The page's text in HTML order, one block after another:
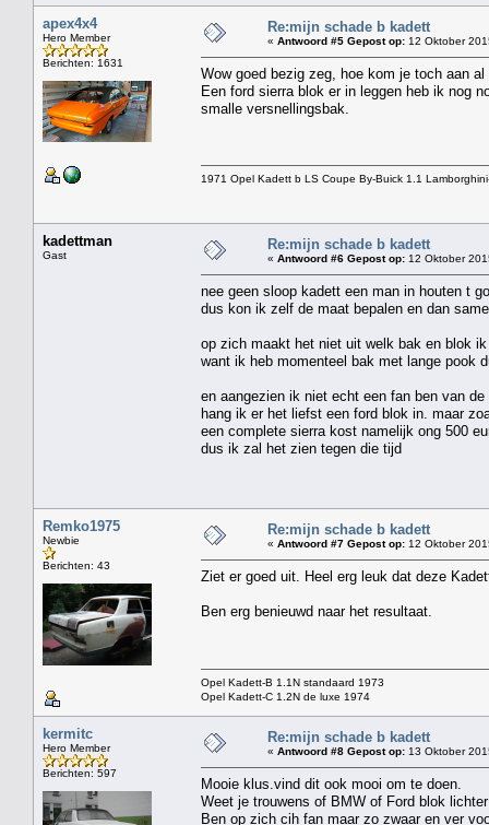
apex4x4
Hero Member
Berichten: 1631
Re:mijn schade b kadett
« Antwoord #5 Gepost op: 12 Oktober
Wow goed bezig zeg, hoe kom je toch aan
Een ford sierra blok er in leggen heb ik nog
smalle versnellingsbak.
1971 Opel Kadett b LS Coupe By-Buick 1.1
kadettman
Gast
Re:mijn schade b kadett
« Antwoord #6 Gepost op: 12 Oktober
nee geen sloop kadett een man in houten t
dus kon ik zelf de maat bepalen en dan
op zich maakt het niet uit welk bak en blok
want ik heb momenteel bak met lange pook
en aangezien ik niet echt een fan ben van de
hang ik er het liefst een ford blok in. maar
een complete sierra kost namelijk ong 500
dus ik zal het zien tegen die tijd
Remko1975
Newbie
Berichten: 43
Re:mijn schade b kadett
« Antwoord #7 Gepost op: 12 Oktober
Ziet er goed uit. Heel erg leuk dat deze
Ben erg benieuwd naar het resultaat.
Opel Kadett-B 1.1N standaard 1973
Opel Kadett-C 1.2N de luxe 1974
kermitc
Hero Member
Berichten: 597
Re:mijn schade b kadett
« Antwoord #8 Gepost op: 13 Oktober
Mooie klus.vind dit ook mooi om te doen.
Weet je trouwens of BMW of Ford blok
Ben op zich cih fan maar zo zwaar en ver